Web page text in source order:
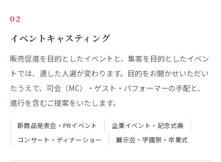
02
イベントキャスティング
販売促進を目的としたイベントと、集客を目的としたイベン
トでは、適した人選が変わります。目的をお聞かせいただい
たうえで、司会（MC）・ゲスト・パフォーマーの手配と、
進行を含むご提案をいたします。
新商品発表会・PRイベント
企業イベント・記念式典
コンサート・ディナーショー
展示会・学園祭・卒業式